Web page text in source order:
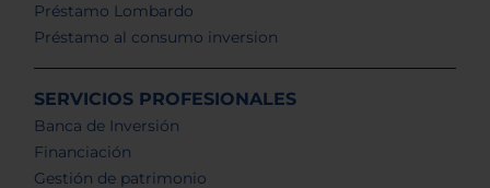
Préstamo Lombardo
Préstamo al consumo inversion
SERVICIOS PROFESIONALES
Banca de Inversión
Financiación
Gestión de patrimonio